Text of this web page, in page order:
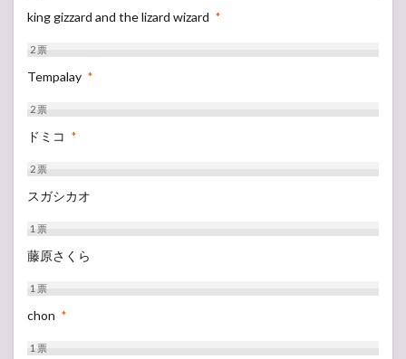
king gizzard and the lizard wizard *
2票
Tempalay *
2票
ドミコ *
2票
スガシカオ
1票
藤原さくら
1票
chon *
1票